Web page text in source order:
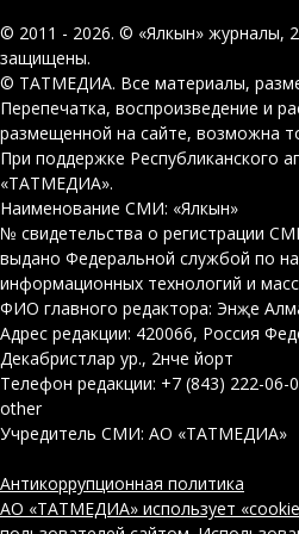
© 2011 - 2026. © «Ялкын» журналы,
защищены.
© ТАТМЕДИА. Все материалы,
Перепечатка, воспроизведение и
размещенной на сайте, возможна
При поддержке Республиканского
«ТАТМЕДИА».
Наименование СМИ: «Ялкын»
№ свидетельства о регистрации
выдано Федеральной службой по
информационных технологий и
ФИО главного редактора: Энҗе
Адрес редакции: 420066, Россия
Декабристлар ур., 2нче йорт
Телефон редакции: +7 (843) 222-06-
other
Учредитель СМИ: АО «ТАТМЕДИА»
Антикоррупционная политика
АО «ТАТМЕДИА» использует